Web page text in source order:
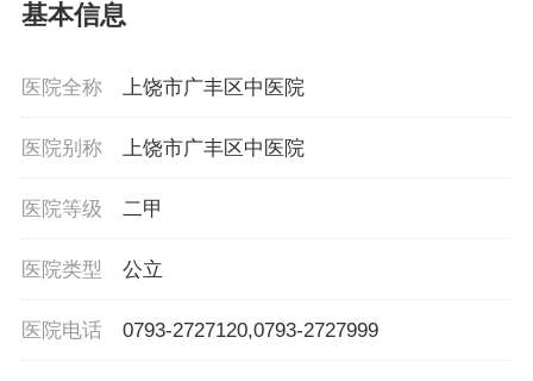
基本信息
医院全称 上饶市广丰区中医院
医院别称 上饶市广丰区中医院
医院等级 二甲
医院类型 公立
医院电话 0793-2727120,0793-2727999